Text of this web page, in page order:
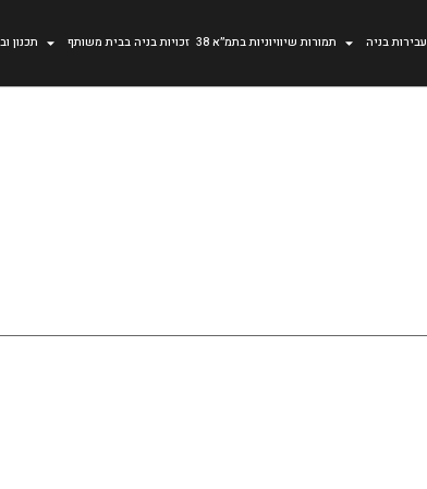
עבירות בניה תמורות שיוויוניות בתמ״א 38 זכויות בניה בבית משותף תכנון